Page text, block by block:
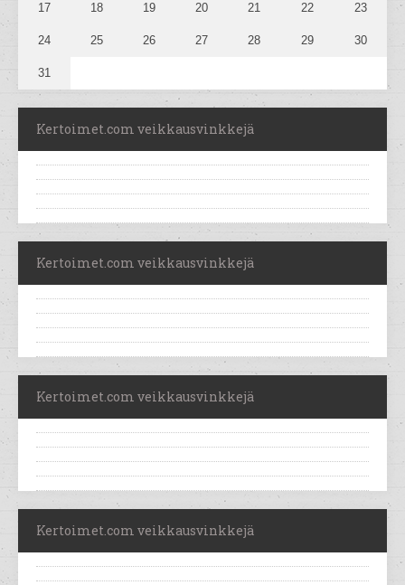
17 18 19 20 21 22 23
24 25 26 27 28 29 30
31
Kertoimet.com veikkausvinkkejä
Kertoimet.com veikkausvinkkejä
Kertoimet.com veikkausvinkkejä
Kertoimet.com veikkausvinkkejä